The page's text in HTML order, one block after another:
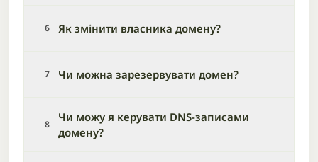
6 Як змінити власника домену?
7 Чи можна зарезервувати домен?
8
Чи можу я керувати DNS-записами
домену?